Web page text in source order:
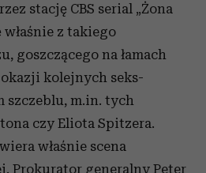
stację CBS serial „Żona
właśnie z takiego
goszczącego na łamach
kolejnych seks-
szczeblu, m.in. tych
czy Eliota Spitzera.
właśnie scena
Prokurator generalny Peter